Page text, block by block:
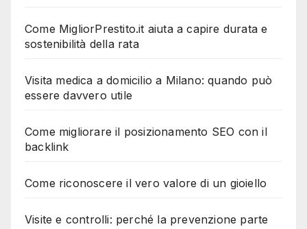
Come MigliorPrestito.it aiuta a capire durata e
sostenibilità della rata
Visita medica a domicilio a Milano: quando può
essere davvero utile
Come migliorare il posizionamento SEO con il
backlink
Come riconoscere il vero valore di un gioiello
Visite e controlli: perché la prevenzione parte